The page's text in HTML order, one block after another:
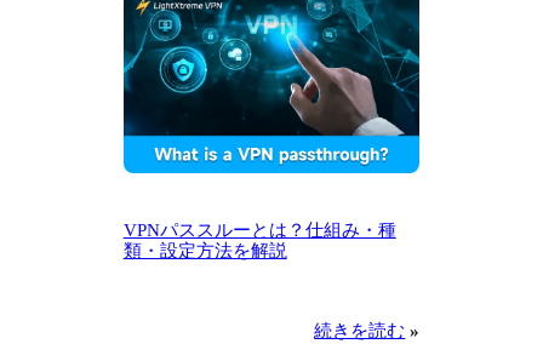
VPNパススルーとは？仕組み・種
類・設定方法を解説
続きを読む »